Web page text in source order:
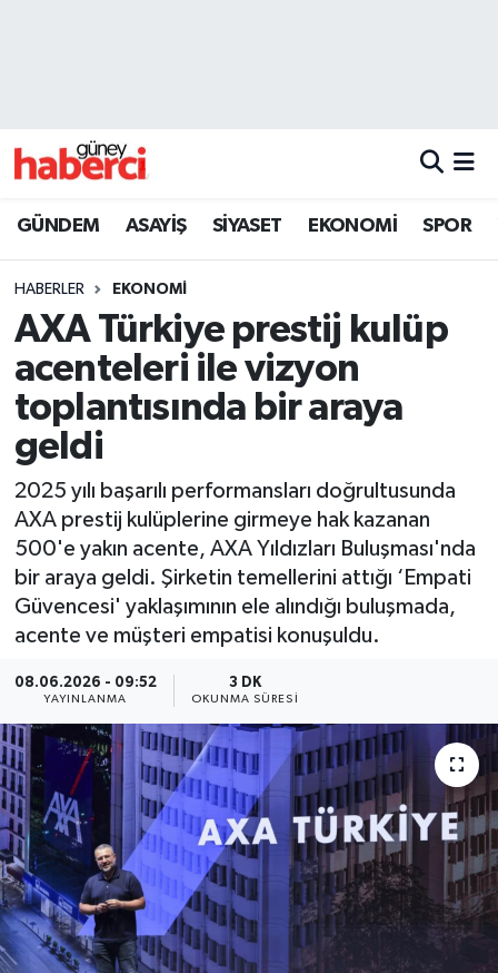
GÜNDEM ASAYİŞ SİYASET EKONOMİ SPOR
HABERLER EKONOMİ
AXA Türkiye prestij kulüp
acenteleri ile vizyon
toplantısında bir araya
geldi
2025 yılı başarılı performansları doğrultusunda
AXA prestij kulüplerine girmeye hak kazanan
500'e yakın acente, AXA Yıldızları Buluşması'nda
bir araya geldi. Şirketin temellerini attığı ‘Empati
Güvencesi' yaklaşımının ele alındığı buluşmada,
acente ve müşteri empatisi konuşuldu.
08.06.2026 - 09:52
YAYINLANMA
3 DK
OKUNMA SÜRESI
Beyoğlu Trafik Yoğunluk Haritası
Son Dakika Haberleri
Haber Arşivi